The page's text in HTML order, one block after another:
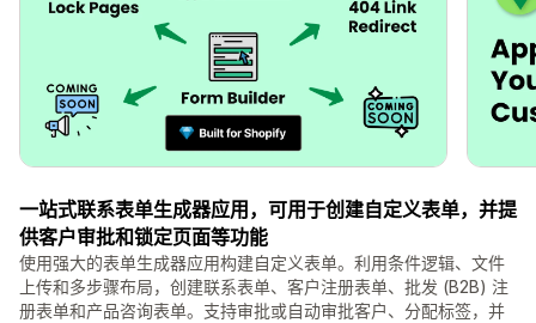
一站式联系表单生成器应用，可用于创建自定义表单，并提
供客户审批和锁定页面等功能
使用强大的表单生成器应用构建自定义表单。利用条件逻辑、文件
上传和多步骤布局，创建联系表单、客户注册表单、批发 (B2B) 注
册表单和产品咨询表单。支持审批或自动审批客户、分配标签，并